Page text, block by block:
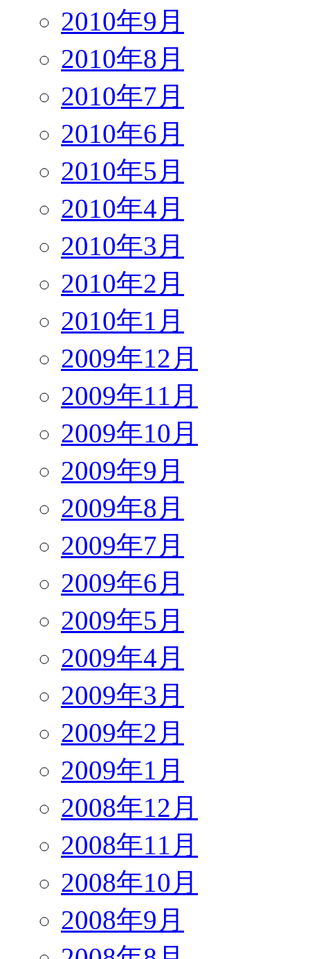
2010年9月
2010年8月
2010年7月
2010年6月
2010年5月
2010年4月
2010年3月
2010年2月
2010年1月
2009年12月
2009年11月
2009年10月
2009年9月
2009年8月
2009年7月
2009年6月
2009年5月
2009年4月
2009年3月
2009年2月
2009年1月
2008年12月
2008年11月
2008年10月
2008年9月